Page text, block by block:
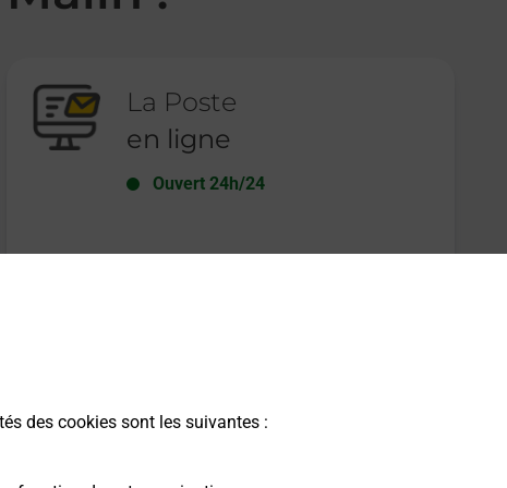
des cookies sont les suivantes :
La Poste
en ligne
Ouvert 24h/24